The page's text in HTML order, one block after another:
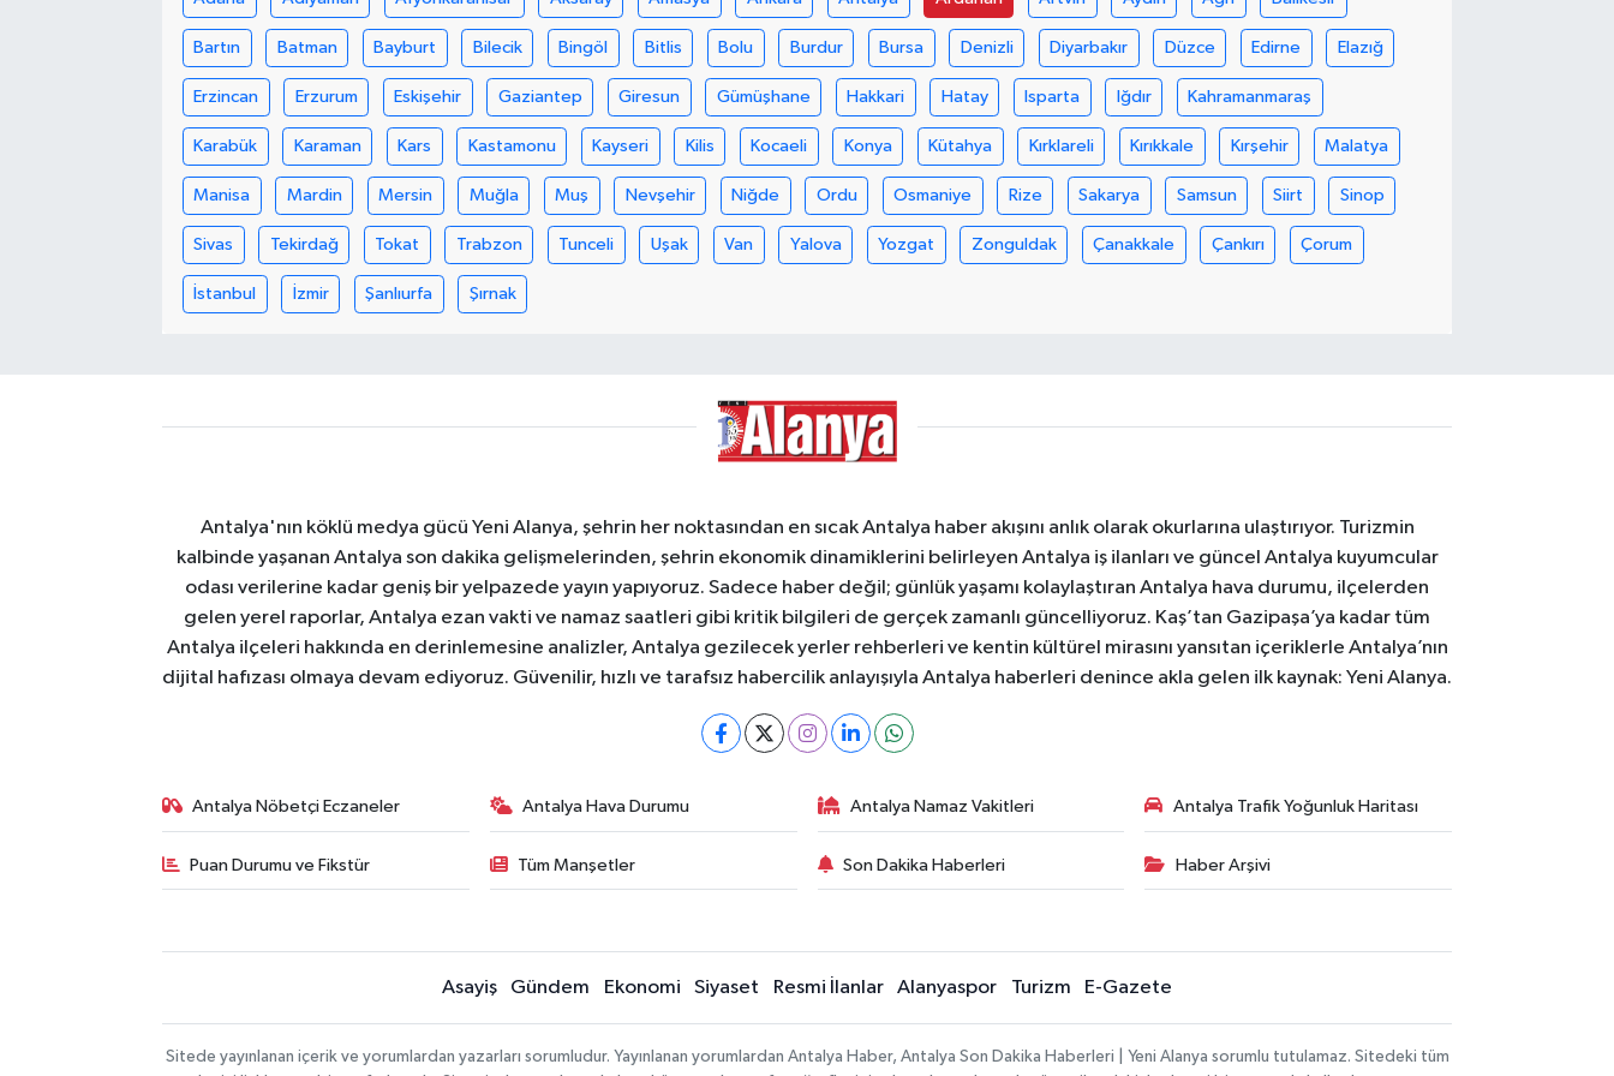
Bartın Batman Bayburt Bilecik Bingöl Bitlis Bolu Burdur Bursa Denizli Diyarbakır Düzce Edirne Elazığ
Erzincan Erzurum Eskişehir Gaziantep Giresun Gümüşhane Hakkari Hatay Isparta Iğdır Kahramanmaraş
Karabük Karaman Kars Kastamonu Kayseri Kilis Kocaeli Konya Kütahya Kırklareli Kırıkkale Kırşehir Malatya
Manisa Mardin Mersin Muğla Muş Nevşehir Niğde Ordu Osmaniye Rize Sakarya Samsun Siirt Sinop
Sivas Tekirdağ Tokat Trabzon Tunceli Uşak Van Yalova Yozgat Zonguldak Çanakkale Çankırı Çorum
İstanbul İzmir Şanlıurfa Şırnak
Antalya'nın köklü medya gücü Yeni Alanya, şehrin her noktasından en sıcak Antalya haber akışını anlık olarak okurlarına ulaştırıyor. Turizmin
kalbinde yaşanan Antalya son dakika gelişmelerinden, şehrin ekonomik dinamiklerini belirleyen Antalya iş ilanları ve güncel Antalya kuyumcular
odası verilerine kadar geniş bir yelpazede yayın yapıyoruz. Sadece haber değil; günlük yaşamı kolaylaştıran Antalya hava durumu, ilçelerden
gelen yerel raporlar, Antalya ezan vakti ve namaz saatleri gibi kritik bilgileri de gerçek zamanlı güncelliyoruz. Kaş’tan Gazipaşa’ya kadar tüm
Antalya ilçeleri hakkında en derinlemesine analizler, Antalya gezilecek yerler rehberleri ve kentin kültürel mirasını yansıtan içeriklerle Antalya’nın
dijital hafızası olmaya devam ediyoruz. Güvenilir, hızlı ve tarafsız habercilik anlayışıyla Antalya haberleri denince akla gelen ilk kaynak: Yeni Alanya.
Antalya Nöbetçi Eczaneler Antalya Hava Durumu Antalya Namaz Vakitleri Antalya Trafik Yoğunluk Haritası
Puan Durumu ve Fikstür Tüm Manşetler Son Dakika Haberleri Haber Arşivi
Asayiş Gündem Ekonomi Siyaset Resmi İlanlar Alanyaspor Turizm E-Gazete
Sitede yayınlanan içerik ve yorumlardan yazarları sorumludur. Yayınlanan yorumlardan Antalya Haber, Antalya Son Dakika Haberleri | Yeni Alanya sorumlu tutulamaz. Sitedeki tüm